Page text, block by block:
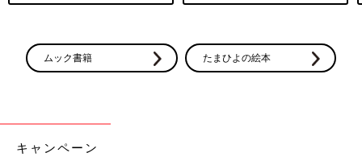
ムック書籍 たまひよの絵本
キャンペーン